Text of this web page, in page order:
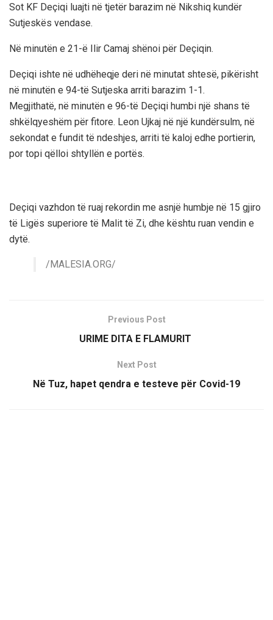
Sot KF Deçiqi luajti në tjetër barazim në Nikshiq kundër
Sutjeskës vendase.
Në minutën e 21-ë Ilir Camaj shënoi për Deçiqin.
Deçiqi ishte në udhëheqje deri në minutat shtesë, pikërisht
në minutën e 94-të Sutjeska arriti barazim 1-1.
Megjithatë, në minutën e 96-të Deçiqi humbi një shans të
shkëlqyeshëm për fitore. Leon Ujkaj në një kundërsulm, në
sekondat e fundit të ndeshjes, arriti të kaloj edhe portierin,
por topi qëlloi shtyllën e portës.
Deçiqi vazhdon të ruaj rekordin me asnjë humbje në 15 gjiro
të Ligës superiore të Malit të Zi, dhe kështu ruan vendin e
dytë.
/MALESIA.ORG/
Previous Post
URIME DITA E FLAMURIT
Next Post
Në Tuz, hapet qendra e testeve për Covid-19